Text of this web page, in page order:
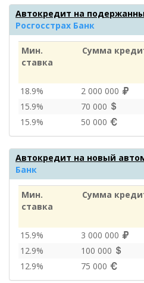
Автокредит на
Росгосстрах Банк
Мин.
ставка
Сумма
18.9%
2 000 000
15.9%
70 000
15.9%
50 000
Автокредит на новый
Банк
Мин.
ставка
Сумма
15.9%
3 000 000
12.9%
100 000
12.9%
75 000